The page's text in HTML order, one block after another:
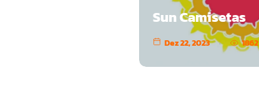
Sun Camisetas
Dez 22, 2023 1862